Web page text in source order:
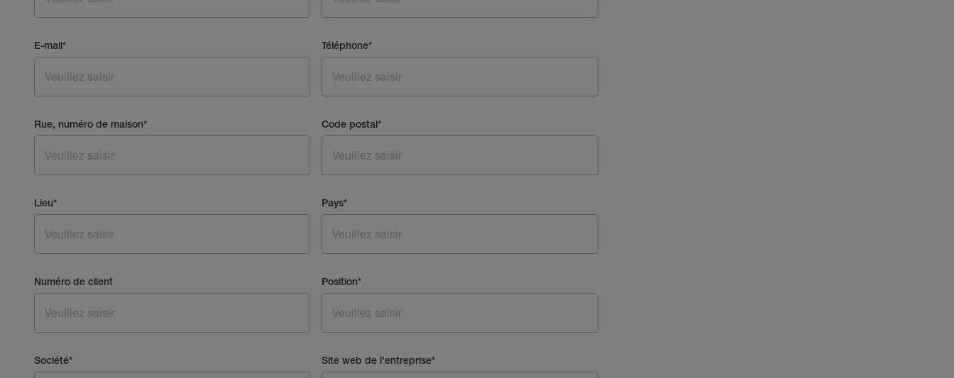
E-mail* Téléphone*
Rue, numéro de maison* Code postal*
Lieu* Pays*
Numéro de client Position*
Société* Site web de l'entreprise*